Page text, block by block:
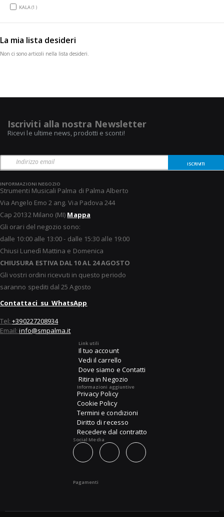
KALA1item
La mia lista desideri
Non ci sono articoli nella lista desideri.
Iscriviti alla nostra Newsletter
Ricevi le ultime news, prodotti e sconti!
ISCRIVITI
INFORMAZIONI NEGOZIO
Strumenti Musicali Palma di Palma Alberto
Via Angelo Emo 2 ang. Via Padova 244
Cap 20132 Milano (MI) Mappa
Gli orari del negozio sono:
dalle 10:00 alle 13:00 - dalle 15:30 alle 19:00
Chiusi Lunedì Mattina e Domenica
CHIUSURA ESTIVA DAL 10 AL 24 AGOSTO
Gli vostri ordini ricevuti in questo periodo
saranno spediti dal 25 Agosto
Contattaci su WhatsApp
Tel:+390227208934
Email:info@smpalma.it
Link utili
Il tuo account
Vedi il carrello
Dove siamo e Contatti
Ritira in Negozio
Informazioni aggiuntive
Privacy Policy
Cookie Policy
Termini e condizioni
Diritto di recesso
Recedere dal contratto
Social Media
Pagamenti